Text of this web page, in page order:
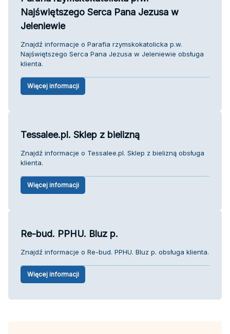
Najświętszego Serca Pana Jezusa w
Jeleniewie
Znajdź informacje o Parafia rzymskokatolicka p.w.
Najświętszego Serca Pana Jezusa w Jeleniewie obsługa
klienta.
Więcej informacji
Tessalee.pl. Sklep z bielizną
Znajdź informacje o Tessalee.pl. Sklep z bielizną obsługa
klienta.
Więcej informacji
Re-bud. PPHU. Bluz p.
Znajdź informacje o Re-bud. PPHU. Bluz p. obsługa klienta.
Więcej informacji